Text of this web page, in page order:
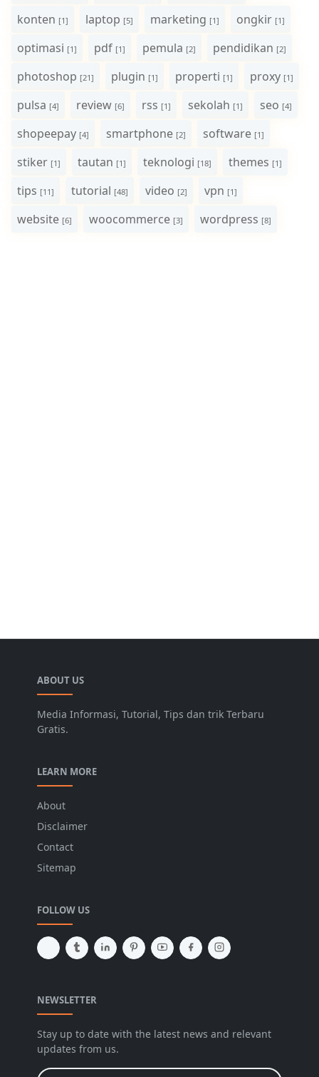
konten [1] laptop [5] marketing [1] ongkir [1]
optimasi [1] pdf [1] pemula [2] pendidikan [2]
photoshop [21] plugin [1] properti [1] proxy [1]
pulsa [4] review [6] rss [1] sekolah [1] seo [4]
shopeepay [4] smartphone [2] software [1]
stiker [1] tautan [1] teknologi [18] themes [1]
tips [11] tutorial [48] video [2] vpn [1]
website [6] woocommerce [3] wordpress [8]
ABOUT US
Media Informasi, Tutorial, Tips dan trik Terbaru
Gratis.
LEARN MORE
About
Disclaimer
Contact
Sitemap
FOLLOW US
NEWSLETTER
Stay up to date with the latest news and relevant
updates from us.